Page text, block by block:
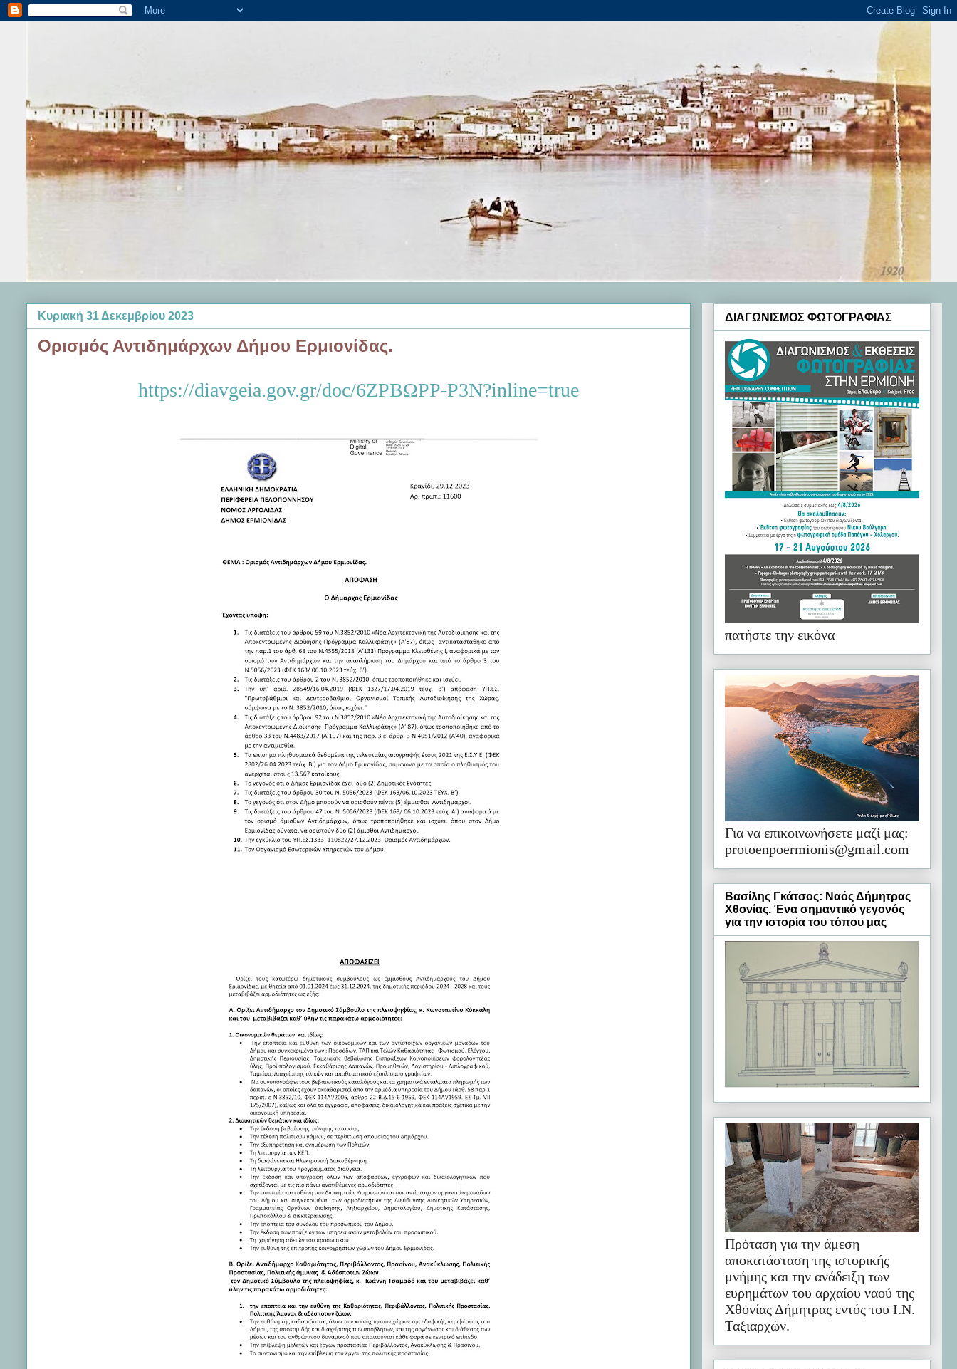
Κυριακή 31 Δεκεμβρίου 2023
Ορισμός Αντιδημάρχων Δήμου Ερμιονίδας.
https://diavgeia.gov.gr/doc/6ΖΡΒΩΡΡ-Ρ3Ν?inline=true
ΔΙΑΓΩΝΙΣΜΟΣ ΦΩΤΟΓΡΑΦΙΑΣ
πατήστε την εικόνα
Για να επικοινωνήσετε μαζί μας:
protoenpoermionis@gmail.com
Βασίλης Γκάτσος: Ναός Δήμητρας
Χθονίας. Ένα σημαντικό γεγονός
για την ιστορία του τόπου μας
Πρόταση για την άμεση
αποκατάσταση της ιστορικής
μνήμης και την ανάδειξη των
ευρημάτων του αρχαίου ναού της
Χθονίας Δήμητρας εντός του Ι.Ν.
Ταξιαρχών.